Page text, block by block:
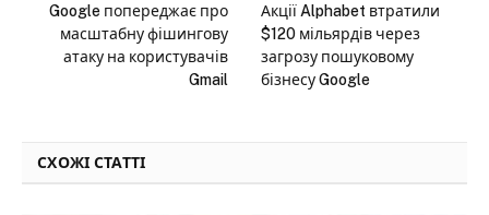
Google попереджає про
масштабну фішингову
атаку на користувачів
Gmail
Акції Alphabet втратили
$120 мільярдів через
загрозу пошуковому
бізнесу Google
СХОЖІ СТАТТІ